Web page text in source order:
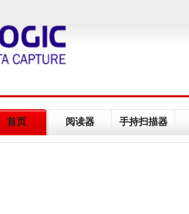
首页 阅读器 手持扫描器